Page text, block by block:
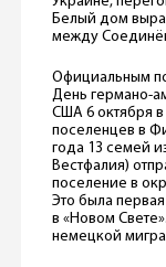
Белый дом
между
Официальным
День германо-
США 6 октября
поселенцев в
года 13 семей
Вестфалия)
поселение в
Это была
в «Новом
немецкой